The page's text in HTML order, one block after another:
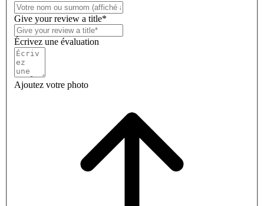
Give your review a title*
Écrivez une évaluation
Ajoutez votre photo